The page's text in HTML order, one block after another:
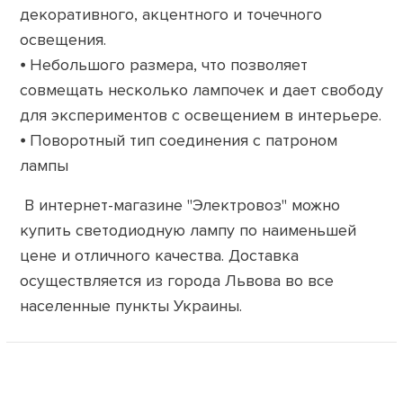
декоративного, акцентного и точечного
освещения.
⦁ Небольшого размера, что позволяет
совмещать несколько лампочек и дает свободу
для экспериментов с освещением в интерьере.
⦁ Поворотный тип соединения с патроном
лампы
В интернет-магазине "Электровоз" можно
купить светодиодную лампу по наименьшей
цене и отличного качества. Доставка
осуществляется из города Львова во все
населенные пункты Украины.